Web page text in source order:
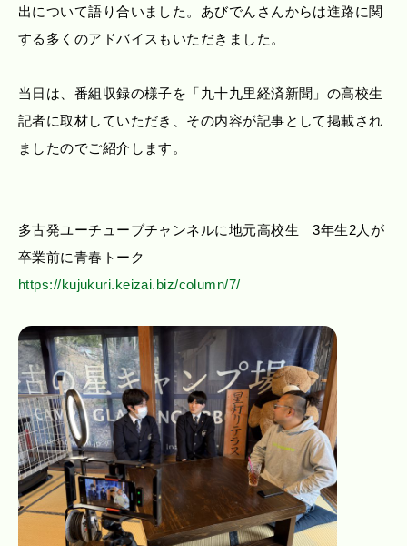
出について語り合いました。あびでんさんからは進路に関
する多くのアドバイスもいただきました。
当日は、番組収録の様子を「九十九里経済新聞」の高校生
記者に取材していただき、その内容が記事として掲載され
ましたのでご紹介します。
多古発ユーチューブチャンネルに地元高校生 3年生2人が
卒業前に青春トーク
https://kujukuri.keizai.biz/column/7/